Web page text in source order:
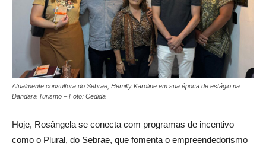
Atualmente consultora do Sebrae, Hemilly Karoline em sua época de estágio na
Dandara Turismo – Foto: Cedida
Hoje, Rosângela se conecta com programas de incentivo
como o Plural, do Sebrae, que fomenta o empreendedorismo